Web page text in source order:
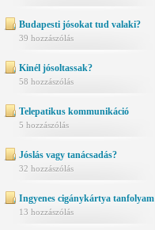
Budapesti jósokat tud valaki?
39 hozzászólás
Kinél jósoltassak?
58 hozzászólás
Telepatikus kommunikáció
5 hozzászólás
Jóslás vagy tanácsadás?
32 hozzászólás
Ingyenes cigánykártya tanfolyam
13 hozzászólás